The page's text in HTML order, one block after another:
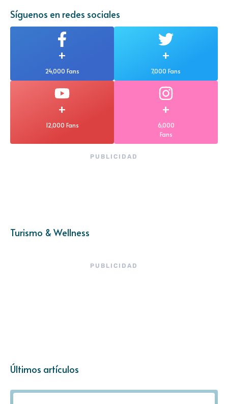
Síguenos en redes sociales
+
24,000 Fans
+
7,000 Fans
+
12,000 Fans
+
6,000
Fans
PUBLICIDAD
Turismo & Wellness
PUBLICIDAD
Últimos artículos